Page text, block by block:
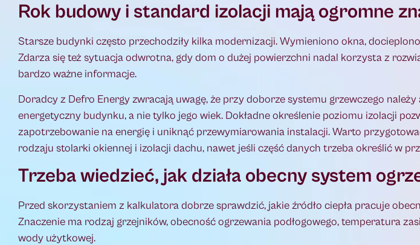
Rok budowy i standard izolacji mają ogromne
Starsze budynki często przechodziły kilka modernizacji. Wymieniono okna,
Zdarza się też sytuacja odwrotna, gdy dom o dużej powierzchni nadal korzysta z
bardzo ważne informacje.
Doradcy z Defro Energy zwracają uwagę, że przy doborze systemu grzewczego
energetyczny budynku, a nie tylko jego wiek. Dokładne określenie poziomu izolacji
zapotrzebowanie na energię i uniknąć przewymiarowania instalacji. Warto
rodzaju stolarki okiennej i izolacji dachu, nawet jeśli część danych trzeba określić w
Trzeba wiedzieć, jak działa obecny system
Przed skorzystaniem z kalkulatora dobrze sprawdzić, jakie źródło ciepła pracuje
Znaczenie ma rodzaj grzejników, obecność ogrzewania podłogowego, temperatura
wody użytkowej.